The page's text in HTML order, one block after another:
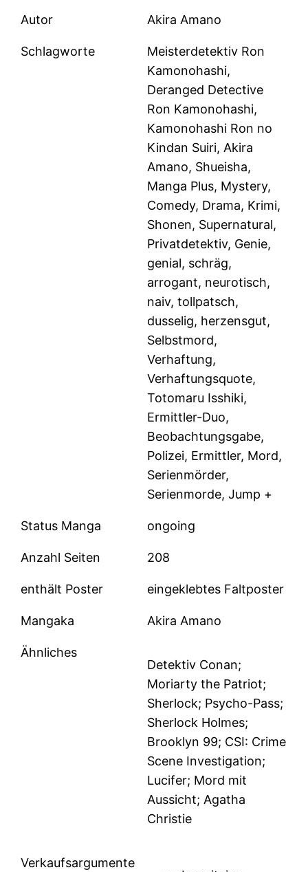
Autor Akira Amano
Schlagworte
Meisterdetektiv Ron
Kamonohashi,
Deranged Detective
Ron Kamonohashi,
Kamonohashi Ron no
Kindan Suiri, Akira
Amano, Shueisha,
Manga Plus, Mystery,
Comedy, Drama, Krimi,
Shonen, Supernatural,
Privatdetektiv, Genie,
genial, schräg,
arrogant, neurotisch,
naiv, tollpatsch,
dusselig, herzensgut,
Selbstmord,
Verhaftung,
Verhaftungsquote,
Totomaru Isshiki,
Ermittler-Duo,
Beobachtungsgabe,
Polizei, Ermittler, Mord,
Serienmörder,
Serienmorde, Jump +
Status Manga ongoing
Anzahl Seiten 208
enthält Poster eingeklebtes Faltposter
Mangaka Akira Amano
Ähnliches
Detektiv Conan;
Moriarty the Patriot;
Sherlock; Psycho-Pass;
Sherlock Holmes;
Brooklyn 99; CSI: Crime
Scene Investigation;
Lucifer; Mord mit
Aussicht; Agatha
Christie
Verkaufsargumente